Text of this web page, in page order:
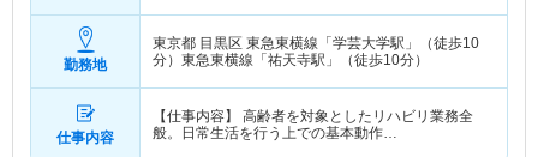
勤務地
東京都 目黒区 東急東横線「学芸大学駅」（徒歩10
分）東急東横線「祐天寺駅」（徒歩10分）
仕事内容
【仕事内容】 高齢者を対象としたリハビリ業務全
般。日常生活を行う上での基本動作…